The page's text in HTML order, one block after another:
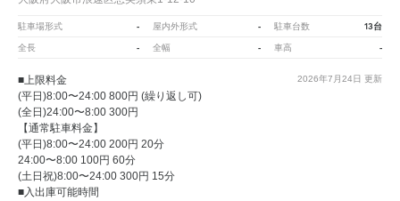
駐車場形式 - 屋内外形式 - 駐車台数 13台
全長 - 全幅 - 車高 -
2026年7月24日 更新
■上限料金
(平日)8:00〜24:00 800円 (繰り返し可)
(全日)24:00〜8:00 300円
【通常駐車料金】
(平日)8:00〜24:00 200円 20分
24:00〜8:00 100円 60分
(土日祝)8:00〜24:00 300円 15分
■入出庫可能時間